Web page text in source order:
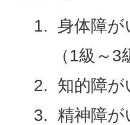
身体障が
（1級～3
知的障
精神障が